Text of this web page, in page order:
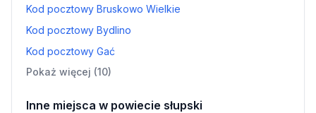
Kod pocztowy Bruskowo Wielkie
Kod pocztowy Bydlino
Kod pocztowy Gać
Pokaż więcej (10)
Inne miejsca w powiecie słupski